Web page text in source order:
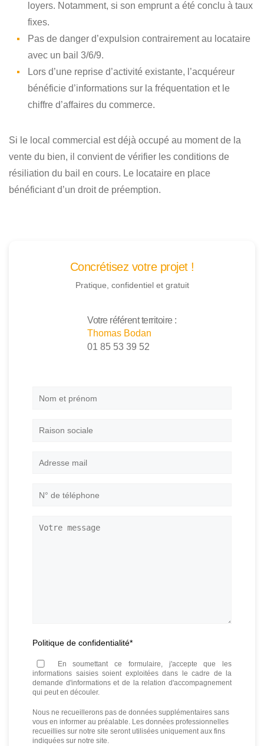
loyers. Notamment, si son emprunt a été conclu à taux
fixes.
Pas de danger d’expulsion contrairement au locataire
avec un bail 3/6/9.
Lors d’une reprise d’activité existante, l’acquéreur
bénéficie d’informations sur la fréquentation et le
chiffre d’affaires du commerce.
Si le local commercial est déjà occupé au moment de la
vente du bien, il convient de vérifier les conditions de
résiliation du bail en cours. Le locataire en place
bénéficiant d’un droit de préemption.
Concrétisez votre projet !
Pratique, confidentiel et gratuit
Votre référent territoire :
Thomas Bodan
01 85 53 39 52
Nom
Raison
Adresse
N°
Votre
Politique de confidentialité*
En soumettant ce formulaire, j'accepte que les
informations saisies soient exploitées dans le cadre de la
demande d'informations et de la relation d'accompagnement
qui peut en découler.
Nous ne recueillerons pas de données supplémentaires sans
vous en informer au préalable. Les données professionnelles
recueillies sur notre site seront utilisées uniquement aux fins
indiquées sur notre site.